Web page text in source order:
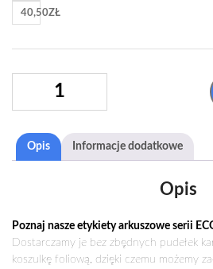
40,50ZŁ
DWUPAK
(2X100
ETYKIETY
SAMOPRZYLEPNE
210X99MM
(ECONOMY)
Opis Informacje dodatkowe
Opis
Poznaj nasze etykiety arkuszowe serii
Dostarczamy je bez zbędnych pudełek
koszulkę foliową, dzięki czemu możemy